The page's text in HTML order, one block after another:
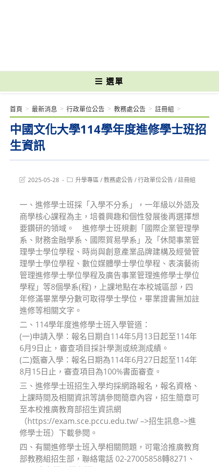
選單
中國文化大學114學年度進修學士班招
生資訊
首頁 > 最新消息 > 行政單位公告 > 教務處公告 > 註冊組 >
Post2025-05-28
Post升學專區/教務處公告/行政單位公告/註冊組
一、進修學士班採「入學不分系」，一年級以外語及
商學核心課程為主，培養興趣和個性發展後再選擇想
要鑽研的領域。 進修學士班規劃「國際企業管理學
系、財務金融學系、國際貿易學系」及「休閒事業管
理學士學位學程、時尚與創意產業品牌建構及經營管
理學士學位學程、數位媒體學士學位學程、表演藝術
管理進修學士學位學程及廣告事業管理進修學士學位
學程」等8個學系(程)，上課地點在本校城區部，四
年修滿畢業學分數可取得學士學位，畢業證書無加註
進修等相關文字。
二、114學年度進修學士班入學管道：
(一)申請入學：報名日期自114年5月13日起至114年
6月9日止，審查項目採計學測或統測成績。
(二)甄審入學：報名日期為114年6月27日起至114年
8月15日止，審查項目為100%書面審查。
三、進修學士班招生入學均採網路報名，報名資格、
上課時間及相關資訊等請參閱簡章內容，招生簡章可
至本校推廣教育部招生資訊網
（https://exam.sce.pccu.edu.tw/ –>招生訊息–>進
修學士班）下載參閱。
四、有關進修學士班入學相關問題，可電洽推廣教育
部教務組招生部，聯絡電話 02-27005858轉8271、